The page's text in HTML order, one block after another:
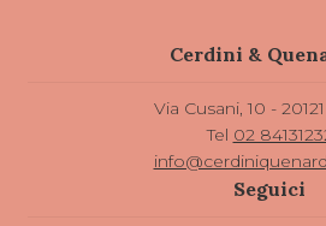
Cerdini &
Via Cusani, 10 -
Tel 02
Seguici